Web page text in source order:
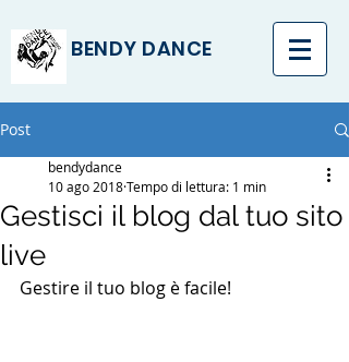
BENDY DANCE
Post
Gestisci il blog dal tuo sito
live
bendydance
10 ago 2018Tempo di lettura: 1 min
Gestire il tuo blog è facile!